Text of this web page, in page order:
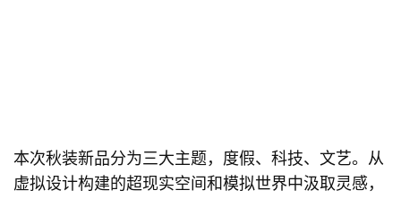
本次秋装新品分为三大主题，度假、科技、文艺。从
虚拟设计构建的超现实空间和模拟世界中汲取灵感，